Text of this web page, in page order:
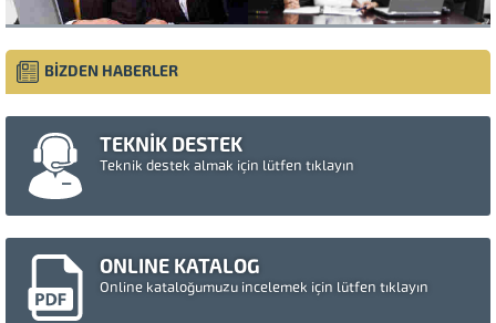
BİZDEN HABERLER
TEKNİK DESTEK
Teknik destek almak için lütfen tıklayın
ONLINE KATALOG
Online kataloğumuzu incelemek için lütfen tıklayın
Müşteri Temsilcisi